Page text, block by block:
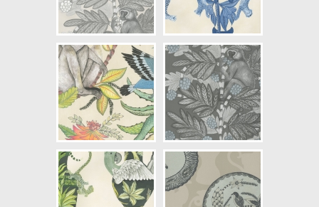
exakt pris.)